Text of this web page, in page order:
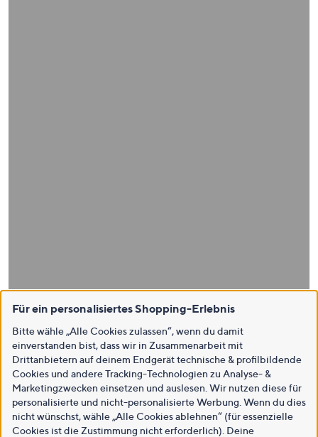
Für ein personalisiertes Shopping-Erlebnis
Bitte wähle „Alle Cookies zulassen“, wenn du damit
einverstanden bist, dass wir in Zusammenarbeit mit
Drittanbietern auf deinem Endgerät technische & profilbildende
Cookies und andere Tracking-Technologien zu Analyse- &
Marketingzwecken einsetzen und auslesen. Wir nutzen diese für
personalisierte und nicht-personalisierte Werbung. Wenn du dies
nicht wünschst, wähle „Alle Cookies ablehnen“ (für essenzielle
Cookies ist die Zustimmung nicht erforderlich). Deine